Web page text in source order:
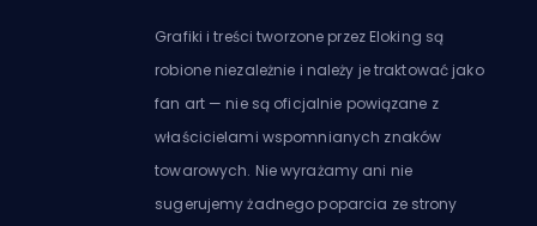
Grafiki i treści tworzone przez Eloking są
robione niezależnie i należy je traktować jako
fan art — nie są oficjalnie powiązane z
właścicielami wspomnianych znaków
towarowych. Nie wyrażamy ani nie
sugerujemy żadnego poparcia ze strony